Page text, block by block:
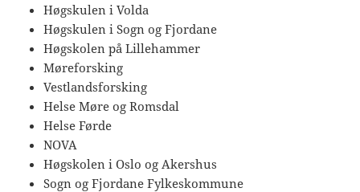
Høgskulen i Volda
Høgskulen i Sogn og Fjordane
Høgskolen på Lillehammer
Møreforsking
Vestlandsforsking
Helse Møre og Romsdal
Helse Førde
NOVA
Høgskolen i Oslo og Akershus
Sogn og Fjordane Fylkeskommune